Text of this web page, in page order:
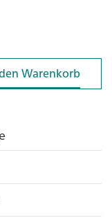
Warenkorb
Warenkorb